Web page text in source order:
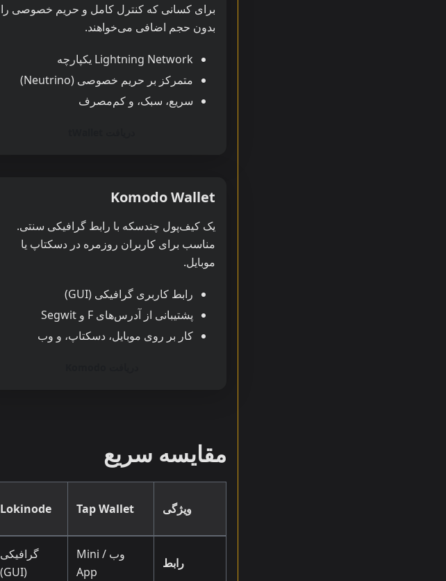
برای کسانی که کنترل کامل و حریم خصوصی را
بدون حجم اضافی می‌خواهند.
Lightning Network یکپارچه
متمرکز بر حریم خصوصی (Neutrino)
سریع، سبک، و کم‌مصرف
Komodo Wallet
یک کیف‌پول چندسکه با رابط گرافیکی سنتی.
مناسب برای کاربران روزمره در دسکتاپ یا
موبایل.
رابط کاربری گرافیکی (GUI)
پشتیبانی از آدرس‌های F و Segwit
کار بر روی موبایل، دسکتاپ، و وب
مقایسه سریع
ویژگی Tap Wallet
Lokinode
رابط
وب / Mini
App
گرافیکی
(GUI)